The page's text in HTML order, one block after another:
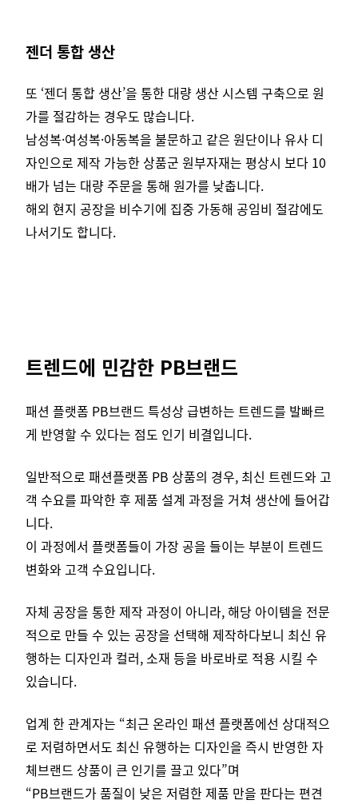
젠더 통합 생산
또 ‘젠더 통합 생산’을 통한 대량 생산 시스템 구축으로 원
가를 절감하는 경우도 많습니다.
남성복·여성복·아동복을 불문하고 같은 원단이나 유사 디
자인으로 제작 가능한 상품군 원부자재는 평상시 보다 10
배가 넘는 대량 주문을 통해 원가를 낮춥니다.
해외 현지 공장을 비수기에 집중 가동해 공임비 절감에도
나서기도 합니다.
트렌드에 민감한 PB브랜드
패션 플랫폼 PB브랜드 특성상 급변하는 트렌드를 발빠르
게 반영할 수 있다는 점도 인기 비결입니다.
일반적으로 패션플랫폼 PB 상품의 경우, 최신 트렌드와 고
객 수요를 파악한 후 제품 설계 과정을 거쳐 생산에 들어갑
니다.
이 과정에서 플랫폼들이 가장 공을 들이는 부분이 트렌드
변화와 고객 수요입니다.
자체 공장을 통한 제작 과정이 아니라, 해당 아이템을 전문
적으로 만들 수 있는 공장을 선택해 제작하다보니 최신 유
행하는 디자인과 컬러, 소재 등을 바로바로 적용 시킬 수
있습니다.
업계 한 관계자는 “최근 온라인 패션 플랫폼에선 상대적으
로 저렴하면서도 최신 유행하는 디자인을 즉시 반영한 자
체브랜드 상품이 큰 인기를 끌고 있다”며
“PB브랜드가 품질이 낮은 저렴한 제품 만을 판다는 편견